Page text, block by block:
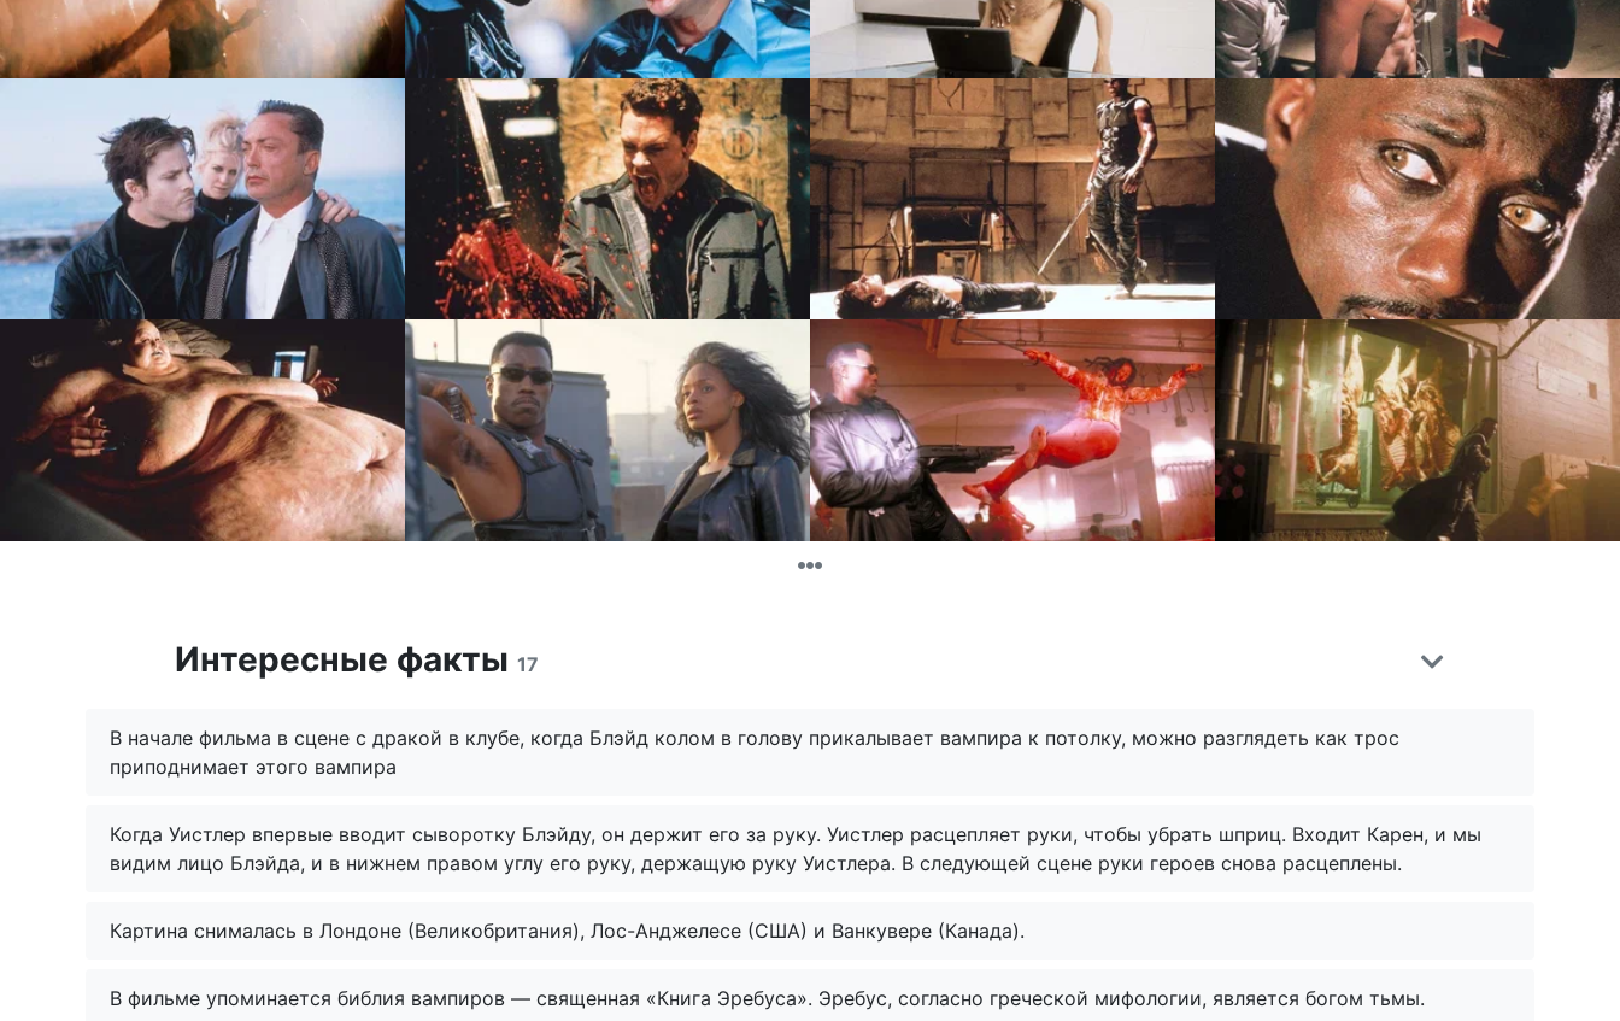
Интересные факты 17
В начале фильма в сцене с дракой в клубе, когда Блэйд колом в голову прикалывает вампира к потолку, можно разглядеть как трос
приподнимает этого вампира
Когда Уистлер впервые вводит сыворотку Блэйду, он держит его за руку. Уистлер расцепляет руки, чтобы убрать шприц. Входит Карен, и мы
видим лицо Блэйда, и в нижнем правом углу его руку, держащую руку Уистлера. В следующей сцене руки героев снова расцеплены.
Картина снималась в Лондоне (Великобритания), Лос-Анджелесе (США) и Ванкувере (Канада).
В фильме упоминается библия вампиров — священная «Книга Эребуса». Эребус, согласно греческой мифологии, является богом тьмы.